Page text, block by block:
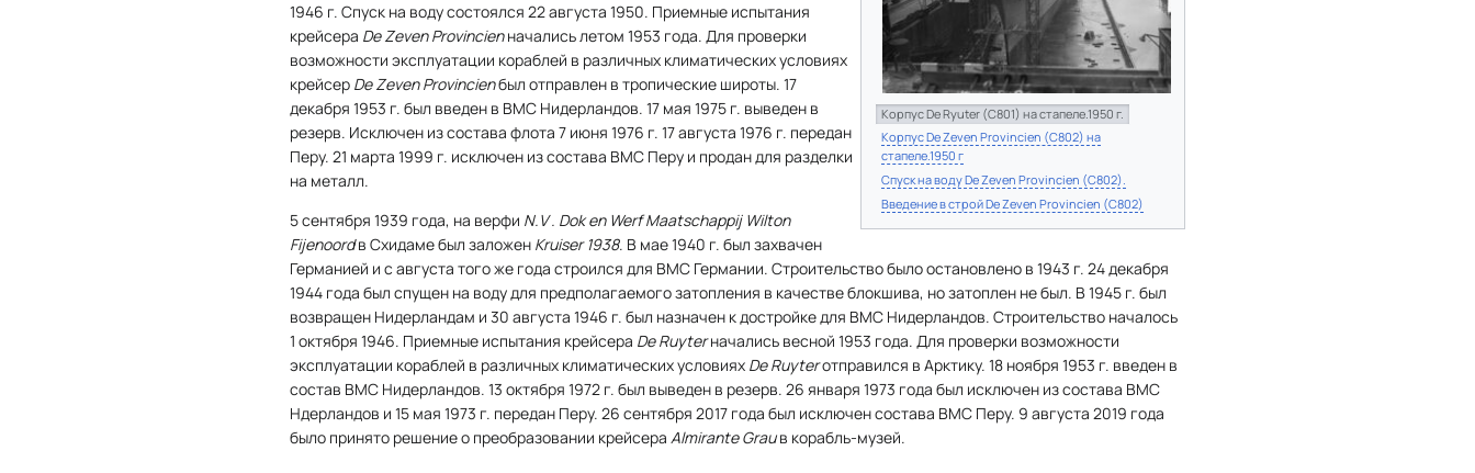
Корпус De Ryuter (C801) на стапеле.1950 г.
Корпус De Zeven Provincien (C802) на
стапеле.1950 г
Спуск на воду De Zeven Provincien (C802).
Введение в строй De Zeven Provincien (C802)
1946 г. Спуск на воду состоялся 22 августа 1950. Приемные испытания
крейсера De Zeven Provincienначались летом 1953 года. Для проверки
возможности эксплуатации кораблей в различных климатических условиях
крейсер De Zeven Provincienбыл отправлен в тропические широты. 17
декабря 1953 г. был введен в ВМС Нидерландов. 17 мая 1975 г. выведен в
резерв. Исключен из состава флота 7 июня 1976 г. 17 августа 1976 г. передан
Перу. 21 марта 1999 г. исключен из состава ВМС Перу и продан для разделки
на металл.
5 сентября 1939 года, на верфи N.V . Dok en Werf Maatschappij Wilton
Fijenoordв Схидаме был заложен Kruiser 1938. В мае 1940 г. был захвачен
Германией и с августа того же года строился для ВМС Германии. Строительство было остановлено в 1943 г. 24 декабря
1944 года был спущен на воду для предполагаемого затопления в качестве блокшива, но затоплен не был. В 1945 г. был
возвращен Нидерландам и 30 августа 1946 г. был назначен к достройке для ВМС Нидерландов. Строительство началось
1 октября 1946. Приемные испытания крейсера De Ruyterначались весной 1953 года. Для проверки возможности
эксплуатации кораблей в различных климатических условиях De Ruyterотправился в Арктику. 18 ноября 1953 г. введен в
состав ВМС Нидерландов. 13 октября 1972 г. был выведен в резерв. 26 января 1973 года был исключен из состава ВМС
Ндерландов и 15 мая 1973 г. передан Перу. 26 сентября 2017 года был исключен состава ВМС Перу. 9 августа 2019 года
было принято решение о преобразовании крейсера Almirante Grauв корабль-музей.